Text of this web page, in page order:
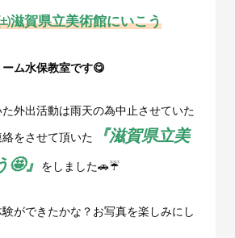
滋賀県立美術館にいこう
ム水保教室です😋
外出活動は雨天の為中止させていた
をさせて頂いた
『滋賀県立美
🤩』
をしました🚗☔
ができたかな？お写真を楽しみにし